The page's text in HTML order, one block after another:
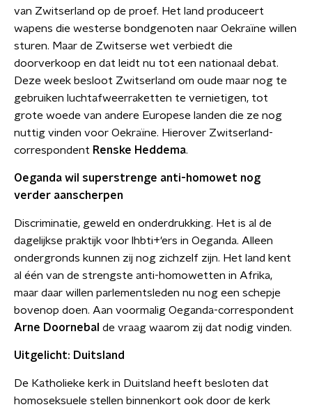
van Zwitserland op de proef. Het land produceert
wapens die westerse bondgenoten naar Oekraïne willen
sturen. Maar de Zwitserse wet verbiedt die
doorverkoop en dat leidt nu tot een nationaal debat.
Deze week besloot Zwitserland om oude maar nog te
gebruiken luchtafweerraketten te vernietigen, tot
grote woede van andere Europese landen die ze nog
nuttig vinden voor Oekraïne. Hierover Zwitserland-
correspondent Renske Heddema.
Oeganda wil superstrenge anti-homowet nog
verder aanscherpen
Discriminatie, geweld en onderdrukking. Het is al de
dagelijkse praktijk voor lhbti+'ers in Oeganda. Alleen
ondergronds kunnen zij nog zichzelf zijn. Het land kent
al één van de strengste anti-homowetten in Afrika,
maar daar willen parlementsleden nu nog een schepje
bovenop doen. Aan voormalig Oeganda-correspondent
Arne Doornebal de vraag waarom zij dat nodig vinden.
Uitgelicht: Duitsland
De Katholieke kerk in Duitsland heeft besloten dat
homoseksuele stellen binnenkort ook door de kerk